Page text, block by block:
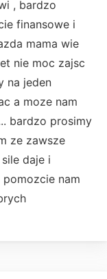
, bardzo
finansowe i
mama wie
nie moc zajsc
na jeden
a moze nam
bardzo prosimy
ze zawsze
daje i
nam